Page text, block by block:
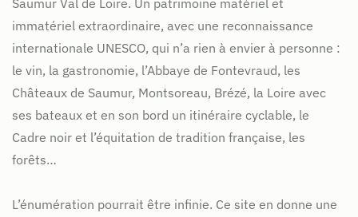
immatériel extraordinaire, avec une reconnaissance
internationale UNESCO, qui n’a rien à envier à personne :
le vin, la gastronomie, l’Abbaye de Fontevraud, les
Châteaux de Saumur, Montsoreau, Brézé, la Loire avec
ses bateaux et en son bord un itinéraire cyclable, le
Cadre noir et l’équitation de tradition française, les
forêts…
L’énumération pourrait être infinie. Ce site en donne une